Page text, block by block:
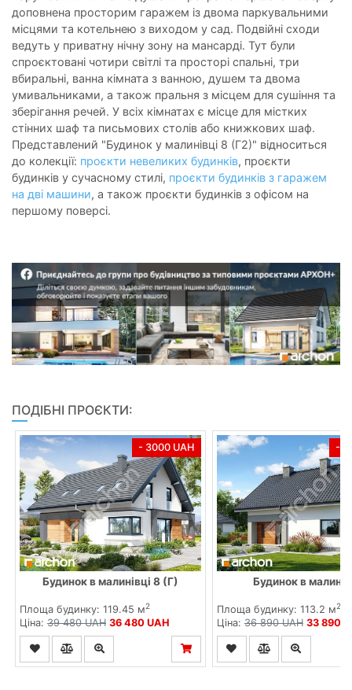
доповнена просторим гаражем із двома паркувальними
місцями та котельнею з виходом у сад. Подвійні сходи
ведуть у приватну нічну зону на мансарді. Тут були
спроєктовані чотири світлі та просторі спальні, три
вбиральні, ванна кімната з ванною, душем та двома
умивальниками, а також пральня з місцем для сушіння та
зберігання речей. У всіх кімнатах є місце для містких
стінних шаф та письмових столів або книжкових шаф.
Представлений "Будинок у малинівці 8 (Г2)" відноситься
до колекції: проєкти невеликих будинків, проєкти
будинків у сучасному стилі, проєкти будинків з гаражем
на дві машини, а також проєкти будинків з офісом на
першому поверсі.
ПОДІБНІ ПРОЄКТИ:
- 3000 UAH
Будинок в малинівці 8 (Г)
Площа будинку: 119.45 м2
Ціна: 39 480 UAH 36 480 UAH
-
Будинок в
Площа будинку: 113.2 м2
Ціна:36 890 UAH 33 890